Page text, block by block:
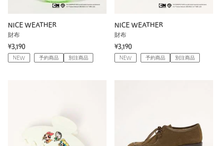
NICE WEATHER
財布
¥3,190
NEW 予約商品 別注商品
NICE WEATHER
財布
¥3,190
NEW 予約商品 別注商品